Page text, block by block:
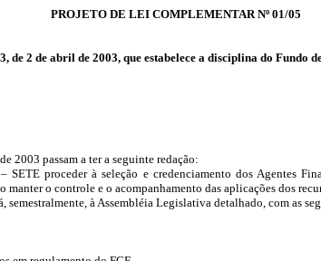
PROJETO DE LEI COMPLEMENTAR Nº 01/05
de 2 de abril de 2003, que estabelece a disciplina do Fundo
2003 passam a ter a seguinte redação:
SETE proceder à seleção e credenciamento dos Agentes
o controle e o acompanhamento das aplicações dos
à Assembléia Legislativa detalhado, com as